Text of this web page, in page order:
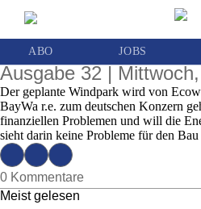
ABO JOBS
Deutscher Agrar-Riese
werden bestritten
Ausgabe 32 |
Der geplante Windpark wird von
BayWa r.e. zum deutschen Konzern
finanziellen Problemen und will die
sieht darin keine Probleme für den
0 Kommentare
Meist gelesen